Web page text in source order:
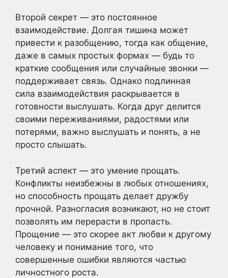
Второй секрет — это постоянное
взаимодействие. Долгая тишина может
привести к разобщению, тогда как общение,
даже в самых простых формах — будь то
краткие сообщения или случайные звонки —
поддерживает связь. Однако подлинная
сила взаимодействия раскрывается в
готовности выслушать. Когда друг делится
своими переживаниями, радостями или
потерями, важно выслушать и понять, а не
просто слышать.
Третий аспект — это умение прощать.
Конфликты неизбежны в любых отношениях,
но способность прощать делает дружбу
прочной. Разногласия возникают, но не стоит
позволять им перерасти в пропасть.
Прощение — это скорее акт любви к другому
человеку и понимание того, что
совершенные ошибки являются частью
личностного роста.